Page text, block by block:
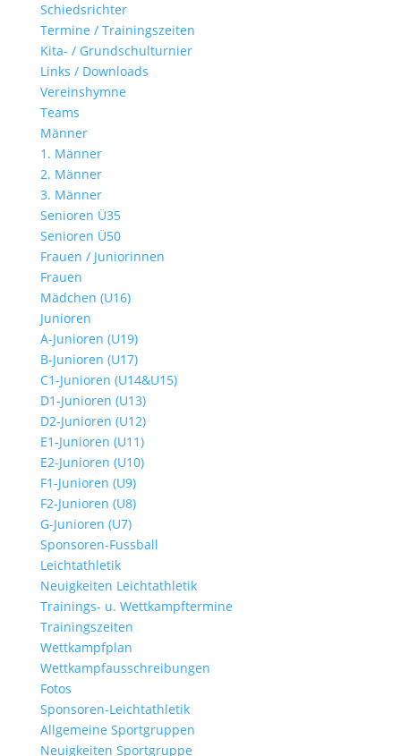
Schiedsrichter
Termine / Trainingszeiten
Kita- / Grundschulturnier
Links / Downloads
Vereinshymne
Teams
Männer
1. Männer
2. Männer
3. Männer
Senioren Ü35
Senioren Ü50
Frauen / Juniorinnen
Frauen
Mädchen (U16)
Junioren
A-Junioren (U19)
B-Junioren (U17)
C1-Junioren (U14&U15)
D1-Junioren (U13)
D2-Junioren (U12)
E1-Junioren (U11)
E2-Junioren (U10)
F1-Junioren (U9)
F2-Junioren (U8)
G-Junioren (U7)
Sponsoren-Fussball
Leichtathletik
Neuigkeiten Leichtathletik
Trainings- u. Wettkampftermine
Trainingszeiten
Wettkampfplan
Wettkampfausschreibungen
Fotos
Sponsoren-Leichtathletik
Allgemeine Sportgruppen
Neuigkeiten Sportgruppe